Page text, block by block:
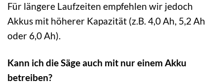
Für längere Laufzeiten empfehlen wir jedoch
Akkus mit höherer Kapazität (z.B. 4,0 Ah, 5,2 Ah
oder 6,0 Ah).
Kann ich die Säge auch mit nur einem Akku
betreiben?